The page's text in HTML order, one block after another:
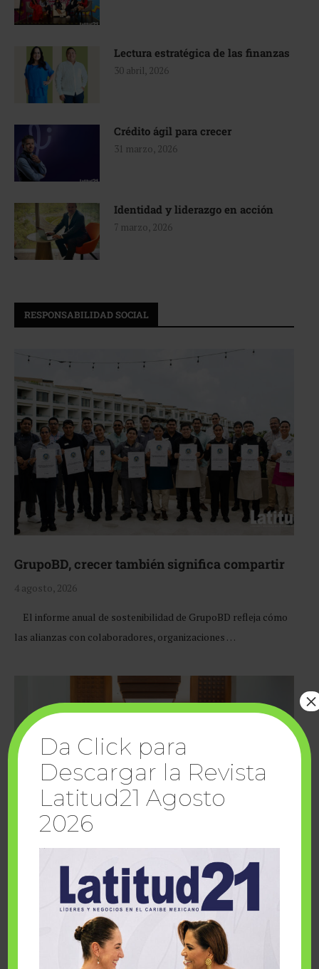
Lectura estratégica de las finanzas
30 abril, 2026
Crédito ágil para crecer
31 marzo, 2026
Identidad y liderazgo en acción
7 marzo, 2026
RESPONSABILIDAD SOCIAL
GrupoBD, crecer también significa compartir
4 agosto, 2026
El informe anual de sostenibilidad de GrupoBD refleja cómo
las alianzas con colaboradores, organizaciones …
Cuando la solidaridad inspira; cumplen
sueños Fairmont Mayakoba y Make-A-Wish
Da Click para
Descargar la Revista
Latitud21 Agosto
2026
×